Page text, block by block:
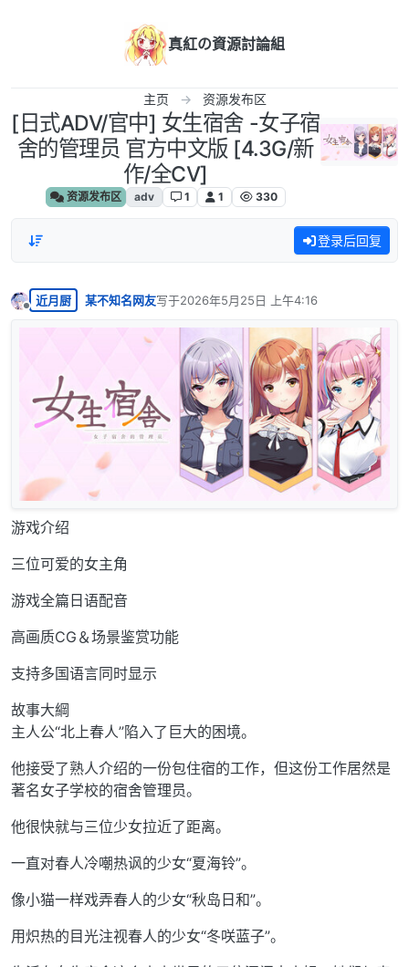
真紅の資源討論組
主页 资源发布区
[日式ADV/官中] 女生宿舍 -女子宿
舍的管理员 官方中文版 [4.3G/新
作/全CV]
资源发布区 adv 1 1 330
登录后回复
离线
近月厨 某不知名网友写于2026年5月25日 上午4:16
最后由 编辑
游戏介绍
三位可爱的女主角
游戏全篇日语配音
高画质CG＆场景鉴赏功能
支持多国语言同时显示
故事大綱
主人公“北上春人”陷入了巨大的困境。
他接受了熟人介绍的一份包住宿的工作，但这份工作居然是
著名女子学校的宿舍管理员。
他很快就与三位少女拉近了距离。
一直对春人冷嘲热讽的少女“夏海铃”。
像小猫一样戏弄春人的少女“秋岛日和”。
用炽热的目光注视春人的少女“冬咲蓝子”。